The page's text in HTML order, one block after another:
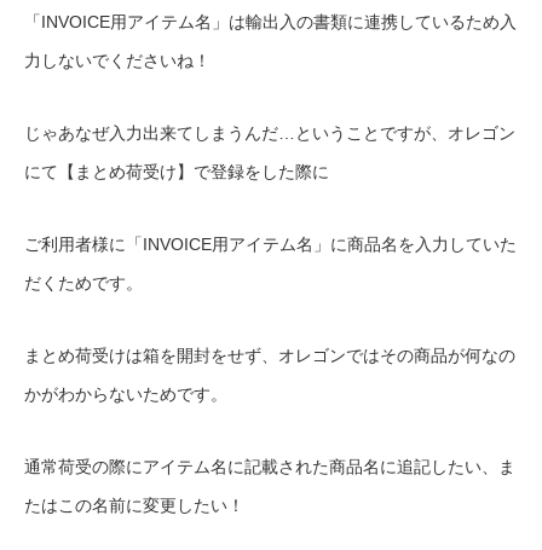
「INVOICE用アイテム名」は輸出入の書類に連携しているため入
力しないでくださいね！
じゃあなぜ入力出来てしまうんだ…ということですが、オレゴン
にて【まとめ荷受け】で登録をした際に
ご利用者様に「INVOICE用アイテム名」に商品名を入力していた
だくためです。
まとめ荷受けは箱を開封をせず、オレゴンではその商品が何なの
かがわからないためです。
通常荷受の際にアイテム名に記載された商品名に追記したい、ま
たはこの名前に変更したい！